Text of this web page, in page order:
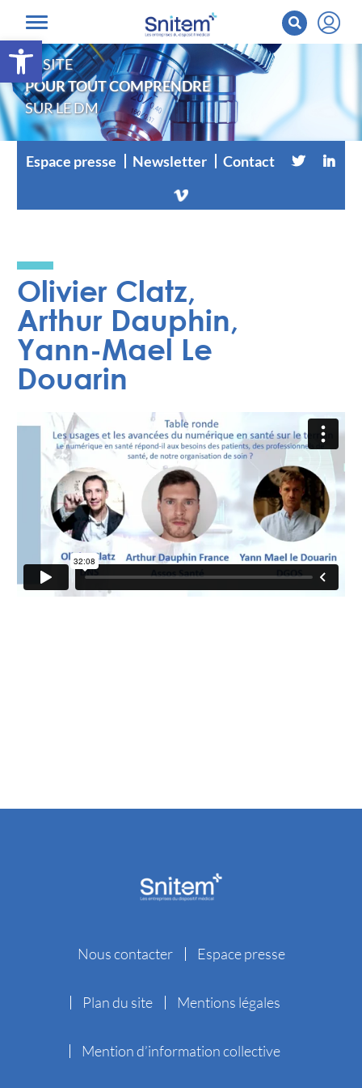
Ouvrir la barre d’outils
LE SITE
POUR TOUT COMPRENDRE
SUR LE DM
Espace presse Newsletter Contact
Olivier Clatz,
Arthur Dauphin,
Yann-Mael Le
Douarin
Nous contacter Espace presse
Plan du site Mentions légales
Mention d’information collective